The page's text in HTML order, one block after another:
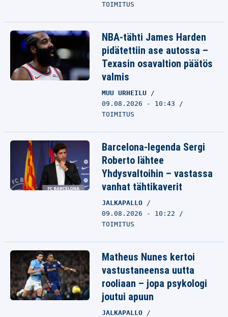
TOIMITUS
NBA-tähti James Harden
pidätettiin ase autossa –
Texasin osavaltion päätös
valmis
MUU URHEILU
09.08.2026 - 10:43
TOIMITUS
Barcelona-legenda Sergi
Roberto lähtee
Yhdysvaltoihin – vastassa
vanhat tähtikaverit
JALKAPALLO
09.08.2026 - 10:22
TOIMITUS
Matheus Nunes kertoi
vastustaneensa uutta
rooliaan – jopa psykologi
joutui apuun
JALKAPALLO